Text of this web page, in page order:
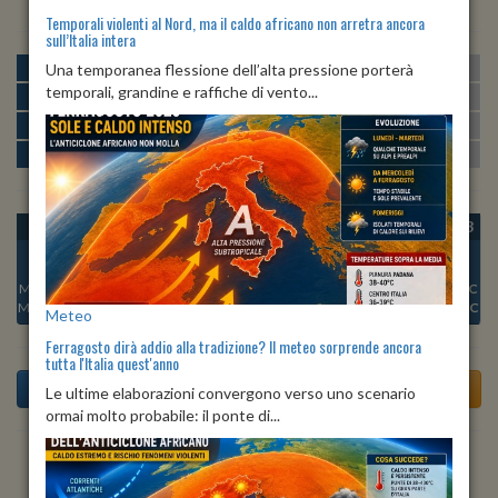
MATTINA min:20º max:27º U:
POMERIGGIO min:27º max:28º
SERA min:23º max:29º U:70% 81%
NOTTE min: 20º max:22º U:69%
OGGI
Min:
22°C
Max:29°C
SAB 08
Min:
Max:28°C
DOM 09
Min:23°C
Max:28°C
LUN 10
Min:
23°C
Max:29°C
MAR 11
Max:29°C
MER 12
Min:23°C
Max:29°C
GIO 13
23°C
Max:27°C
Previsioni del Tempo a Abbateggio tra 4 giorni
Temporali violenti al Nord, ma il caldo africano non arretra ancora
sull’Italia intera
Una temporanea flessione dell’alta pressione porterà
temporali, grandine e raffiche di vento...
Meteo
Ferragosto dirà addio alla tradizione? Il meteo sorprende ancora
tutta l'Italia quest'anno
Le ultime elaborazioni convergono verso uno scenario
ormai molto probabile: il ponte di...